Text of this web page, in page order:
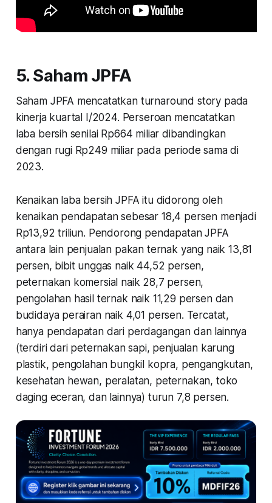
5. Saham JPFA
Saham JPFA mencatatkan turnaround story pada
kinerja kuartal I/2024. Perseroan mencatatkan
laba bersih senilai Rp664 miliar dibandingkan
dengan rugi Rp249 miliar pada periode sama di
2023.
Kenaikan laba bersih JPFA itu didorong oleh
kenaikan pendapatan sebesar 18,4 persen menjadi
Rp13,92 triliun. Pendorong pendapatan JPFA
antara lain penjualan pakan ternak yang naik 13,81
persen, bibit unggas naik 44,52 persen,
peternakan komersial naik 28,7 persen,
pengolahan hasil ternak naik 11,29 persen dan
budidaya perairan naik 4,01 persen. Tercatat,
hanya pendapatan dari perdagangan dan lainnya
(terdiri dari peternakan sapi, penjualan karung
plastik, pengolahan bungkil kopra, pengangkutan,
kesehatan hewan, peralatan, peternakan, toko
daging eceran, dan lainnya) turun 7,8 persen.